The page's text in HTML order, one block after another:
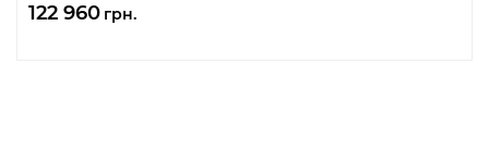
122 960 грн.